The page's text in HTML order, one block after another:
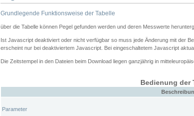
Grundlegende Funktionsweise der Tabelle
über die Tabelle können Pegel gefunden werden und deren Messwerte
Ist Javascript deaktiviert oder nicht verfügbar so muss jede Änderung mit der
erscheint nur bei deaktiviertem Javascript. Bei eingeschaltetem Javascript
Die Zeitstempel in den Dateien beim Download liegen ganzjährig in
Bedienung der
Parameter